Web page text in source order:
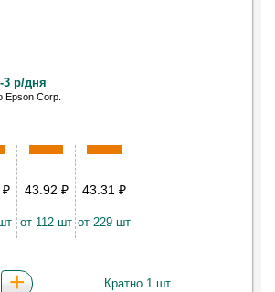
3 р/дня
Epson Corp.
₽ 43.92 ₽
от 112 шт
43.31 ₽
от 229 шт
Кратно 1 шт